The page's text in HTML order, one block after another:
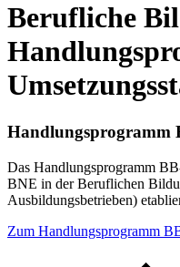
Berufliche
Handlungsprogramm
Das Handlungsprogramm
BNE in der Beruflichen
Ausbildungsbetrieben)
Zum Handlungsprogramm